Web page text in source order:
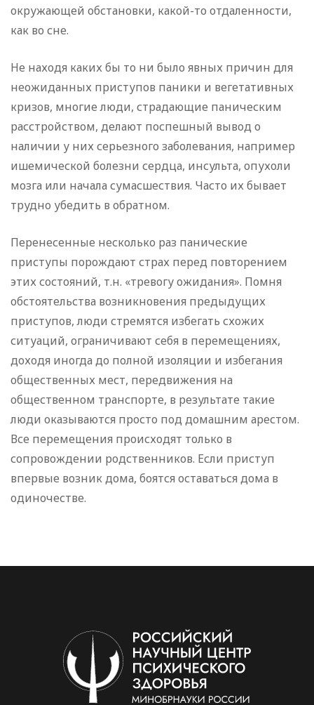
окружающей обстановки, какой-то отдаленности,
как во сне.
Не находя каких бы то ни было явных причин для
неожиданных приступов паники и вегетативных
кризов, многие люди, страдающие паническим
расстройством, делают поспешный вывод о
наличии у них серьезного заболевания, например
ишемической болезни сердца, инсульта, опухоли
мозга или начала сумасшествия. Часто их бывает
трудно убедить в обратном.
Перенесенные несколько раз панические
приступы порождают страх перед повторением
этих состояний, т.н. «тревогу ожидания». Помня
обстоятельства возникновения предыдущих
приступов, люди стремятся избегать схожих
ситуаций, ограничивают себя в перемещениях,
доходя иногда до полной изоляции и избегания
общественных мест, передвижения на
общественном транспорте, в результате такие
люди оказываются просто под домашним арестом.
Все перемещения происходят только в
сопровождении родственников. Если приступ
впервые возник дома, боятся оставаться дома в
одиночестве.